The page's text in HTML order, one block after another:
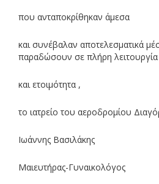
που ανταποκρίθηκαν άμεσα
και συνέβαλαν αποτελεσματικά
παραδώσουν σε πλήρη λειτουργία
και ετοιμότητα ,
το ιατρείο του αεροδρομίου
Ιωάννης Βασιλάκης
Μαιευτήρας-Γυναικολόγος